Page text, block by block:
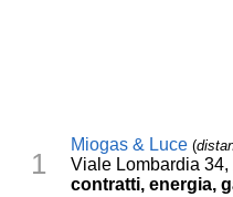
1
Miogas & Luce (
Viale Lombardia
contratti, energia,